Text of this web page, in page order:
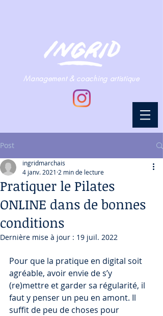
Management & coaching artistique
Post
Pratiquer le Pilates
ONLINE dans de bonnes
conditions
ingridmarchais
4 janv. 2021 2 min de lecture
Dernière mise à jour : 19 juil. 2022
Pour que la pratique en digital soit
agréable, avoir envie de s’y
(re)mettre et garder sa régularité, il
faut y penser un peu en amont. Il
suffit de peu de choses pour